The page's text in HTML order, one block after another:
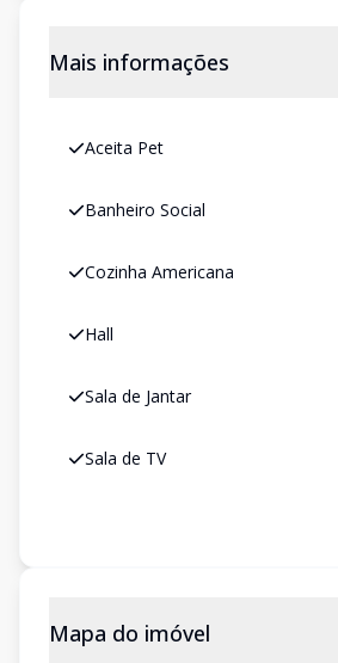
Mais informações
Aceita Pet
Banheiro Social
Cozinha Americana
Hall
Sala de Jantar
Sala de TV
Mapa do imóvel